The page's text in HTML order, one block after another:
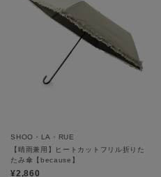
SHOO・LA・RUE
【晴雨兼用】ヒートカットフリル折りた
たみ傘【because】
¥2,860